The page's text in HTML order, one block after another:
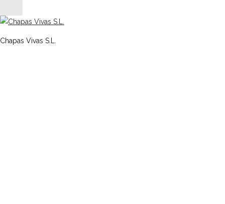
Chapas Vivas S.L.